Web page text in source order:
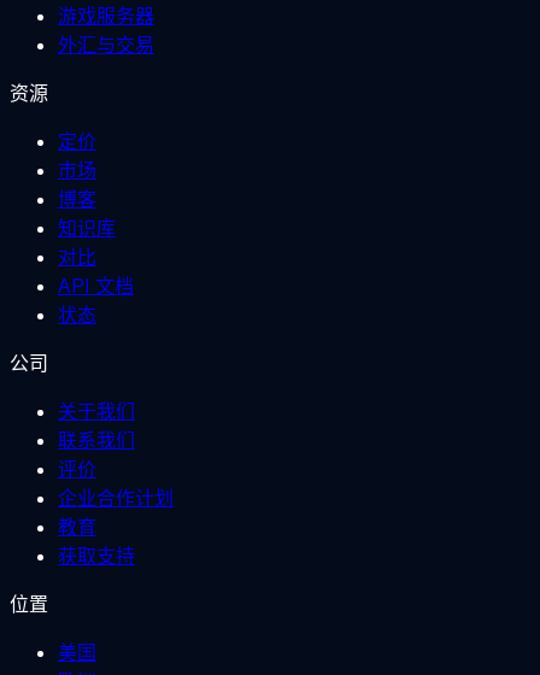
游戏服务器
外汇与交易
资源
定价
市场
博客
知识库
对比
API 文档
状态
公司
关于我们
联系我们
评价
企业合作计划
教育
获取支持
位置
美国